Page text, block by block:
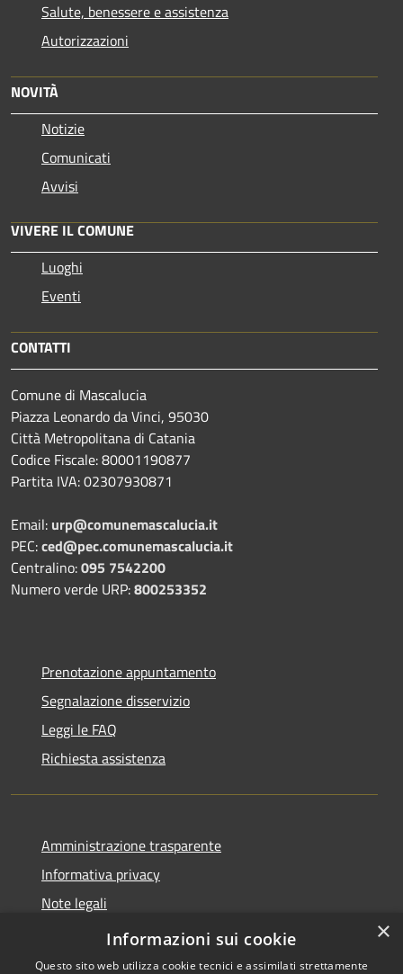
Salute, benessere e assistenza
Autorizzazioni
NOVITÀ
Notizie
Comunicati
Avvisi
VIVERE IL COMUNE
Luoghi
Eventi
CONTATTI
Comune di Mascalucia
Piazza Leonardo da Vinci, 95030
Città Metropolitana di Catania
Codice Fiscale: 80001190877
Partita IVA: 02307930871
Email: urp@comunemascalucia.it
PEC:ced@pec.comunemascalucia.it
Centralino:095 7542200
Numero verde URP:800253352
Prenotazione appuntamento
Segnalazione disservizio
Leggi le FAQ
Richiesta assistenza
Amministrazione trasparente
Informativa privacy
Note legali
Dichiarazione di accessibilità
×
Informazioni sui cookie
Questo sito web utilizza cookie tecnici e assimilati strettamente